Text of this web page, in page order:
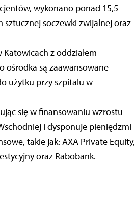
wykonano ponad 15,5
sztucznej soczewki zwijalnej oraz
z oddziałem
ośrodka są zaawansowane
użytku przy szpitalu w
się w finansowaniu wzrostu
i dysponuje pieniędzmi
takie jak: AXA Private Equity,
oraz Rabobank.